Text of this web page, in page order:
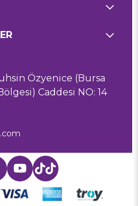
Özyenice (Bursa
Caddesi NO: 14